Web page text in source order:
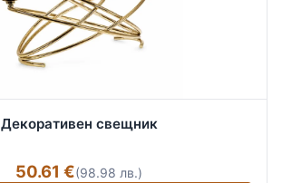
Декоративен свещник
50.61 €(98.98 лв.)